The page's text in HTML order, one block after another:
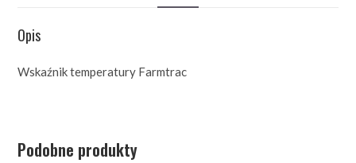
Opis
Wskaźnik temperatury Farmtrac
Podobne produkty